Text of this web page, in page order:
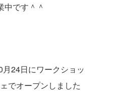
中です＾＾
月24日にワークショッ
でオープンしました